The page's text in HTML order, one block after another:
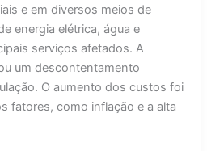
e em diversos meios de
energia elétrica, água e
serviços afetados. A
um descontentamento
O aumento dos custos foi
fatores, como inflação e a alta